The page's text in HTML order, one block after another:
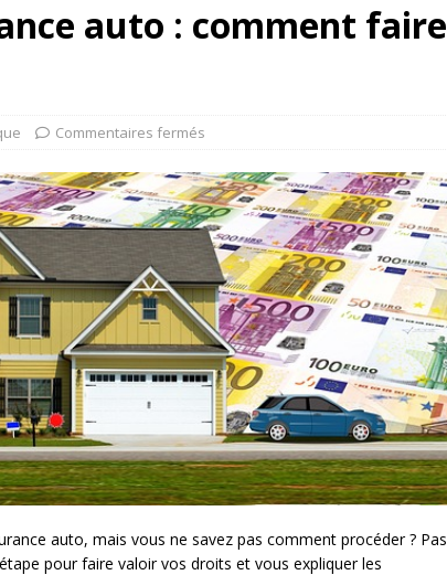
auto : comment faire
Commentaires fermés
auto, mais vous ne savez pas comment procéder ? Pas
pour faire valoir vos droits et vous expliquer les